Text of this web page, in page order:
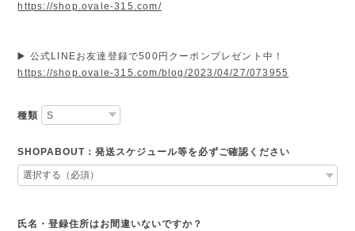
https://shop.ovale-315.com/
▶️ 公式LINEお友達登録で500円クーポンプレゼント中！
https://shop.ovale-315.com/blog/2023/04/27/073955
種類
SHOPABOUT：発送スケジュール等を必ずご確認ください
氏名・登録住所はお間違いないですか？